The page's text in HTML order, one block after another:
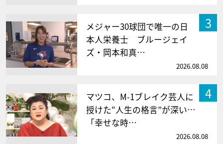
3
メジャー30球団で唯一の日
本人栄養士 ブルージェイ
ズ・岡本和真…
2026.08.08
4
マツコ、M-1ブレイク芸人に
授けた“人生の格言”が深い…
「幸せな時…
2026.08.08